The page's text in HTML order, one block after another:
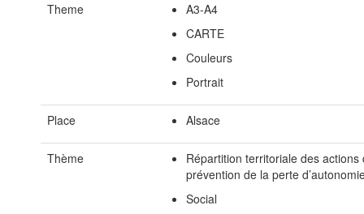
Theme
A3-A4
CARTE
Couleurs
Portrait
Place Alsace
Thème
Répartition territoriale des actions
prévention de la perte
Social